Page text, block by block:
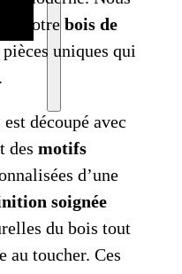
notre bois de
uniques qui
découpé avec
des motifs
d’une
soignée
du bois tout
au toucher. Ces